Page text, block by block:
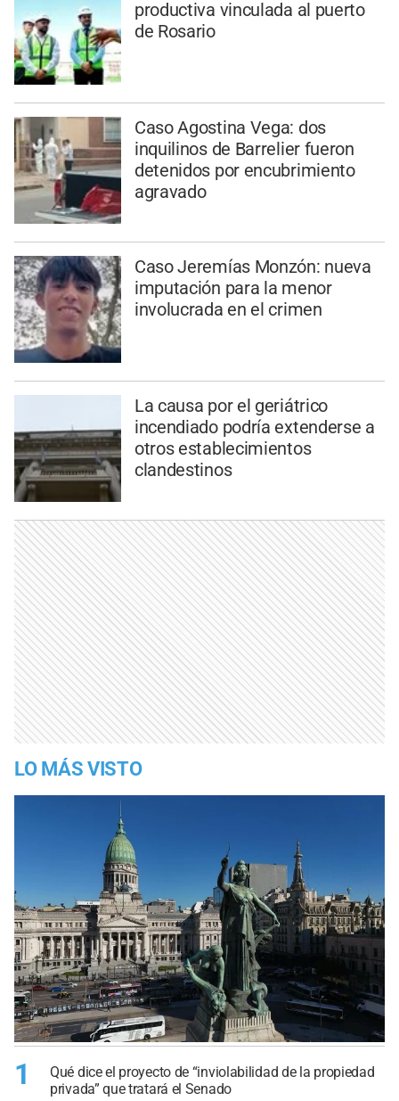
productiva vinculada al puerto
de Rosario
Caso Agostina Vega: dos
inquilinos de Barrelier fueron
detenidos por encubrimiento
agravado
Caso Jeremías Monzón: nueva
imputación para la menor
involucrada en el crimen
La causa por el geriátrico
incendiado podría extenderse a
otros establecimientos
clandestinos
LO MÁS VISTO
1
Qué dice el proyecto de “inviolabilidad de la propiedad
privada” que tratará el Senado